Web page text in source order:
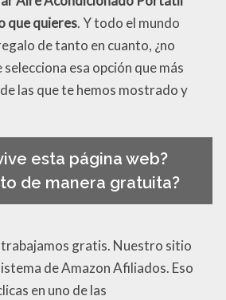
que quieres. Y todo el mundo
de tanto en cuanto, ¿no
esa opción que más
las que te hemos mostrado y
esta página web?
de manera gratuita?
gratis. Nuestro sitio
de Amazon Afiliados. Eso
en uno de las